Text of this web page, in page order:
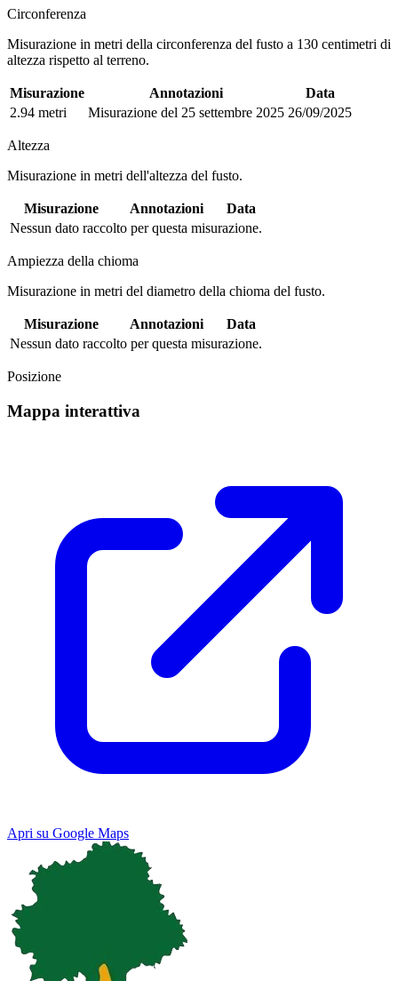
Circonferenza
Misurazione in metri della circonferenza del fusto a 130 centimetri di
altezza rispetto al terreno.
Misurazione Annotazioni
Data
2.94 metri
Misurazione del 25 settembre 2025 26/09/2025
Altezza
Misurazione in metri dell'altezza del fusto.
Misurazione Annotazioni
Data
Nessun dato raccolto per questa misurazione.
Ampiezza della chioma
Misurazione in metri del diametro della chioma del fusto.
Misurazione Annotazioni
Data
Nessun dato raccolto per questa misurazione.
Posizione
Mappa interattiva
Apri su Google Maps
Map Satellite
Keyboard shortcuts